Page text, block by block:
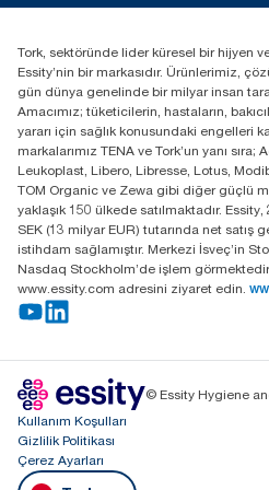
(+90) 216 560 13 00
Essity Turkey Hijyen Ürünleri
Anonim Şirketi Kuriş Kule İş
D-100 Güney Yan Yol Cad.
K:9 34953 Kartal / Istanbul /
Tork, sektöründe lider küresel bir hijyen
Essity’nin bir markasıdır. Ürünlerimiz,
gün dünya genelinde bir milyar insan
Amacımız; tüketicilerin, hastaların,
yararı için sağlık konusundaki engelleri
markalarımız TENA ve Tork’un yanı
Leukoplast, Libero, Libresse, Lotus,
TOM Organic ve Zewa gibi diğer güçlü
yaklaşık 150 ülkede satılmaktadır.
SEK (13 milyar EUR) tutarında net satış
istihdam sağlamıştır. Merkezi İsveç’in
Nasdaq Stockholm’de işlem
www.essity.com adresini ziyaret edin.
© Essity Hygiene
Kullanım Koşulları
Gizlilik Politikası
Çerez Ayarları